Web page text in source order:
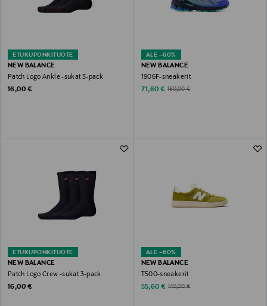
ETUKUPONKITUOTE
NEW BALANCE
Patch Logo Ankle -sukat 3-pack
Original Price
16,00 €
ALE –60%
NEW BALANCE
1906F-sneakerit
Discounted Price
71,60 € Original Price
180,00 €
ETUKUPONKITUOTE
NEW BALANCE
Patch Logo Crew -sukat 3-pack
Original Price
16,00 €
ALE –60%
NEW BALANCE
T500-sneakerit
Discounted Price
55,60 € Original Price
140,00 €